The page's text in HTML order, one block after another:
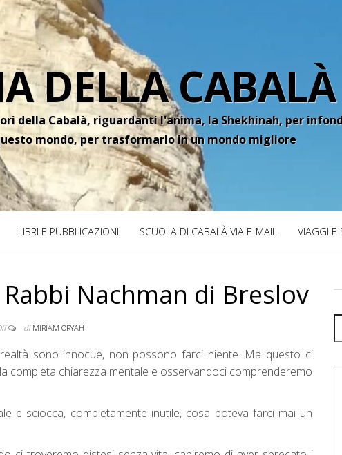
DELLA CABALÀ
della Cabalà, riguardanti l'anima, la Shekhinah, per
mondo, per trasformarlo in un mondo migliore
LIBRI E PUBBLICAZIONI SCUOLA DI CABALÀ VIA E-MAIL VIAGGI E
Nachman di Breslov
di MIRIAM ORYAH
sono innocue, non possono farci niente. Ma questo ci
completa chiarezza mentale e osservandoci comprenderemo
e sciocca, completamente inutile, cosa poteva farci mai un